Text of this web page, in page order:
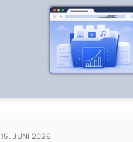
15. JUNI 2026